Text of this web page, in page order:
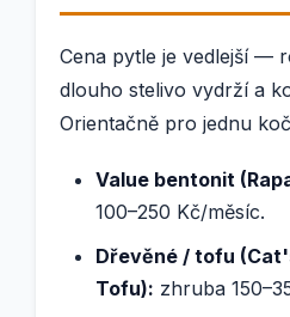
Cena pytle je vedlejší —
dlouho stelivo vydrží a
Orientačně pro jednu
Value bentonit
100–250 Kč/měsíc.
Dřevěné / tofu
Tofu): zhruba